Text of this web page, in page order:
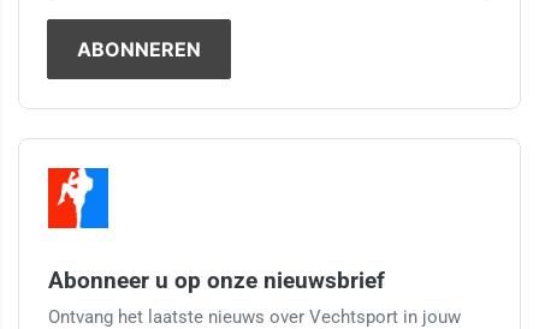
Abonneer u op onze nieuwsbrief
Ontvang het laatste nieuws over Vechtsport in jouw